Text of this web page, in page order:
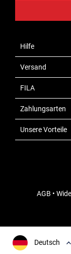
Hilfe
Versand
FILA
Zahlungsarten
Unsere Vorteile
AGB •
Deutsch